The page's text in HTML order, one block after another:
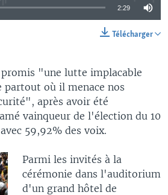
2:29
Télécharger
"une lutte implacable
où il menace nos
après avoir été
vainqueur de l'élection du 10
59,92% des voix.
Parmi les invités à la
cérémonie dans l'auditorium
d'un grand hôtel de